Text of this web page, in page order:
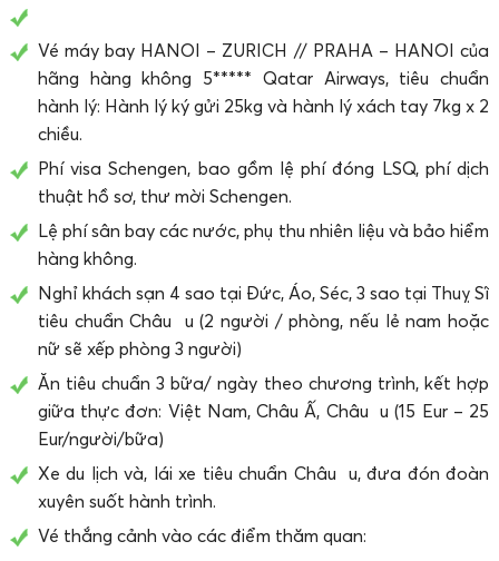
Vé máy bay HANOI – ZURICH // PRAHA – HANOI của
hãng hàng không 5***** Qatar Airways, tiêu chuẩn
hành lý: Hành lý ký gửi 25kg và hành lý xách tay 7kg x 2
chiều.
Phí visa Schengen, bao gồm lệ phí đóng LSQ, phí dịch
thuật hồ sơ, thư mời Schengen.
Lệ phí sân bay các nước, phụ thu nhiên liệu và bảo hiểm
hàng không.
Nghỉ khách sạn 4 sao tại Đức, Áo, Séc, 3 sao tại Thuỵ Sĩ
tiêu chuẩn Châu u (2 người / phòng, nếu lẻ nam hoặc
nữ sẽ xếp phòng 3 người)
Ăn tiêu chuẩn 3 bữa/ ngày theo chương trình, kết hợp
giữa thực đơn: Việt Nam, Châu Ấ, Châu u (15 Eur – 25
Eur/người/bữa)
Xe du lịch và, lái xe tiêu chuẩn Châu u, đưa đón đoàn
xuyên suốt hành trình.
Vé thắng cảnh vào các điểm thăm quan: